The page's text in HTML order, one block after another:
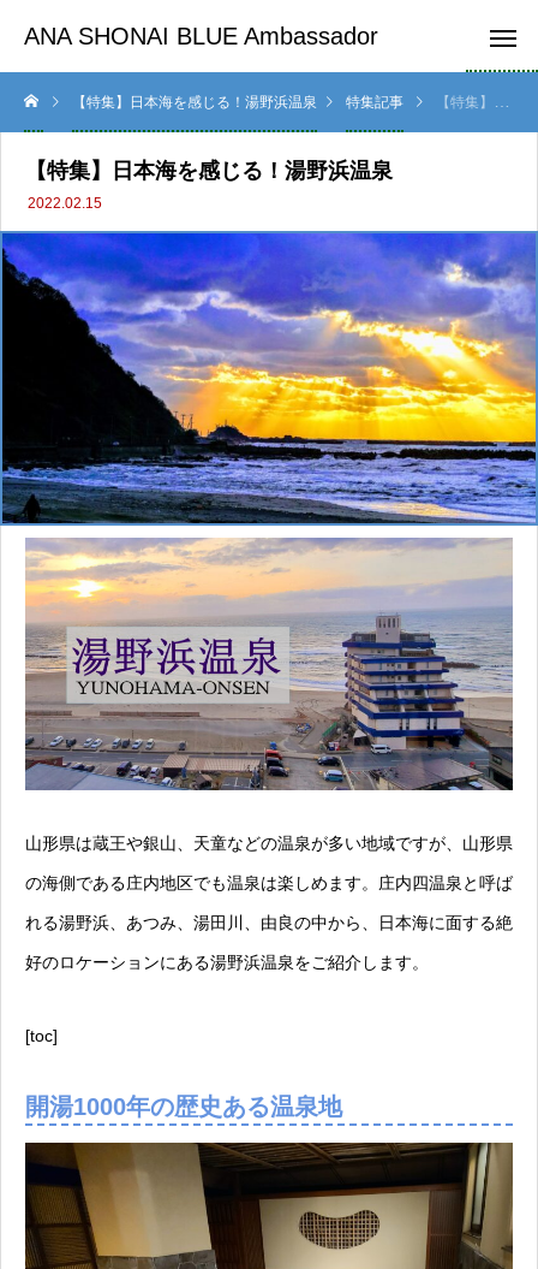
ANA SHONAI BLUE Ambassador
【特集】日本海を感じる！湯野浜温泉 特集記事 【特集】日本海を感じる！湯野浜温泉
【特集】日本海を感じる！湯野浜温泉
2022.02.15
山形県は蔵王や銀山、天童などの温泉が多い地域ですが、山形県
の海側である庄内地区でも温泉は楽しめます。庄内四温泉と呼ば
れる湯野浜、あつみ、湯田川、由良の中から、日本海に面する絶
好のロケーションにある湯野浜温泉をご紹介します。
[toc]
開湯1000年の歴史ある温泉地